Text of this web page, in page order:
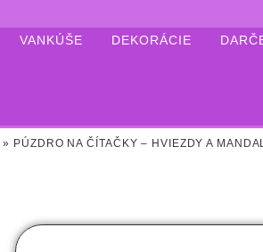
VANKÚŠE DEKORÁCIE
» PÚZDRO NA ČÍTAČKY – HVIEZDY A